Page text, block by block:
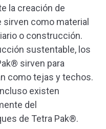
la creación de
como material
o construcción.
sustentable, los
sirven para
como tejas y techos.
existen
del
de Tetra Pak®.